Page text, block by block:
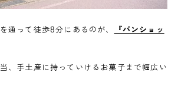
通って徒歩8分にあるのが、
『パンショッ
、手土産に持っていけるお菓子まで幅広い